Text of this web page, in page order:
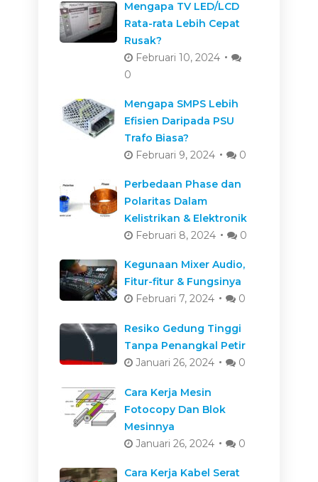
Mengapa TV LED/LCD
Rata-rata Lebih Cepat
Rusak?
Februari 10, 2024
0
Mengapa SMPS Lebih
Efisien Daripada PSU
Trafo Biasa?
Februari 9, 2024
0
Perbedaan Phase dan
Polaritas Dalam
Kelistrikan & Elektronik
Februari 8, 2024
0
Kegunaan Mixer Audio,
Fitur-fitur & Fungsinya
Februari 7, 2024
0
Resiko Gedung Tinggi
Tanpa Penangkal Petir
Januari 26, 2024
0
Cara Kerja Mesin
Fotocopy Dan Blok
Mesinnya
Januari 26, 2024
0
Cara Kerja Kabel Serat